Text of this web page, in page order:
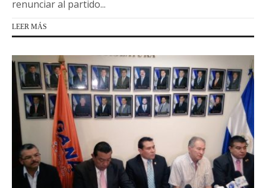
renunciar al partido...
LEER MÁS